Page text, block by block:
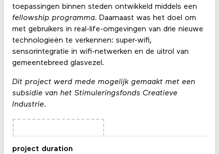
toepassingen binnen steden ontwikkeld middels een
fellowship programma. Daarnaast was het doel om
met gebruikers in real-life-omgevingen van drie nieuwe
technologieën te verkennen: super-wifi,
sensorintegratie in wifi-netwerken en de uitrol van
gemeentebreed glasvezel.
Dit project werd mede mogelijk gemaakt met een
subsidie van het Stimuleringsfonds Creatieve
Industrie.
project duration